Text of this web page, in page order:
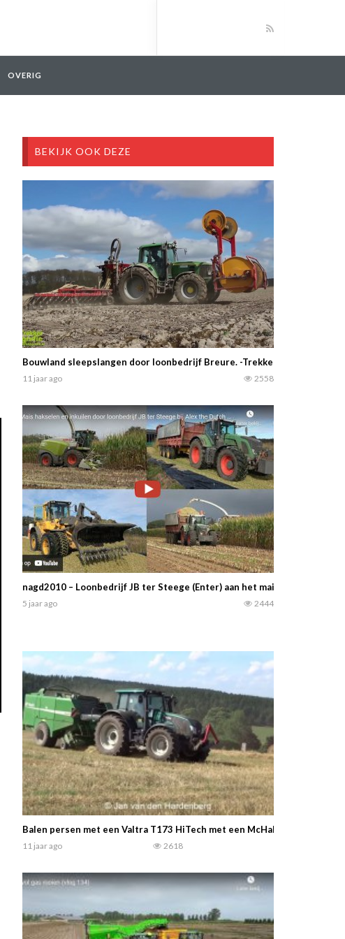
OVERIG
BEKIJK OOK DEZE
Bouwland sleepslangen door loonbedrijf Breure. -Trekker Fotografie-
11 jaar ago 2558
nagd2010 – Loonbedrijf JB ter Steege (Enter) aan het mais hakselen
5 jaar ago 2444
Balen persen met een Valtra T173 HiTech met een McHale Fusion 2
11 jaar ago 2618